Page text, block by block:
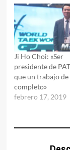
Ji Ho Choi: «Ser
presidente de
que un trabajo
completo»
febrero 17, 2019